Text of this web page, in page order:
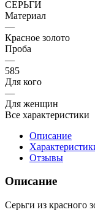
СЕРЬГИ
Материал
—
Красное золото
Проба
—
585
Для кого
—
Для женщин
Все характеристики
Описание
Отзывы
Описание
Серьги из красного